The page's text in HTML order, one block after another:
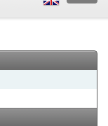
меню